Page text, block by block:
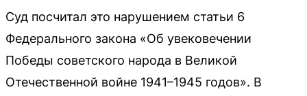
Суд посчитал это нарушением статьи 6
Федерального закона «Об увековечении
Победы советского народа в Великой
Отечественной войне 1941–1945 годов». В